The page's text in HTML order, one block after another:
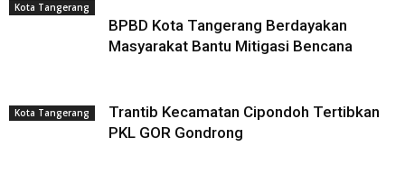
Kota Tangerang
BPBD Kota Tangerang Berdayakan
Masyarakat Bantu Mitigasi Bencana
Kota Tangerang
Trantib Kecamatan Cipondoh Tertibkan
PKL GOR Gondrong